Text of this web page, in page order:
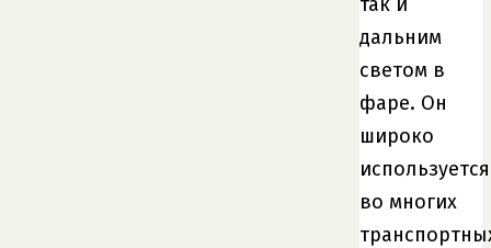
дальним
светом в
фаре. Он
широко
используется
во многих